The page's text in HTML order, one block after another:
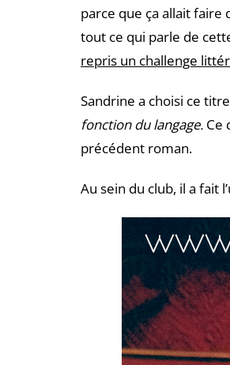
parce que ça allait faire
tout ce qui parle de
repris un challenge
Sandrine a choisi ce
fonction du langage. Ce
précédent roman.
Au sein du club, il a fait